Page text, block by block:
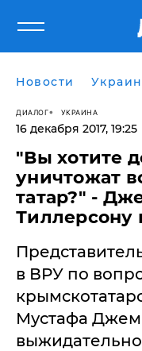
Новости
ДИАЛОГ УКРАИНА
16 декабря 2017, 19:25
"Вы хотите
уничтожат
татар?" -
Тиллерсону
в ВРУ по
Мустафа